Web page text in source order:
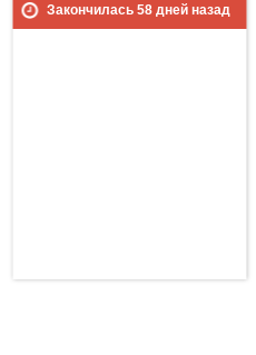
Закончилась 58дней назад